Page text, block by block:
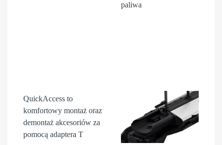
paliwa
QuickAccess to
komfortowy montaż oraz
demontaż akcesoriów za
pomocą adaptera T